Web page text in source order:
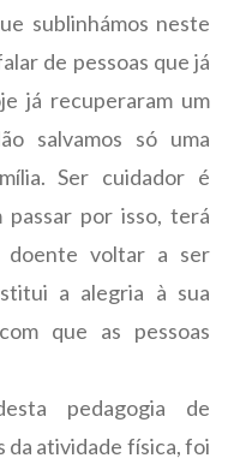
sublinhámos neste
de pessoas que já
já recuperaram um
salvamos só uma
Ser cuidador é
passar por isso, terá
doente voltar a ser
a alegria à sua
que as pessoas
pedagogia de
da atividade física, foi